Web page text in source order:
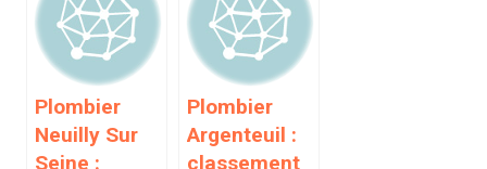
Plombier
Neuilly Sur
Seine :
Plombier
Argenteuil :
classement